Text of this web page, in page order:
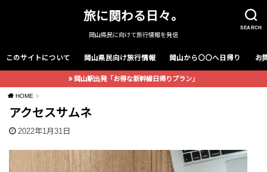
SEARCH
旅に関わる日々。
岡山県民に向けて旅行情報を発信
このサイトについて 岡山県民向け旅行情報 岡山から〇〇へ日帰り お
岡山駅出発「お得な新幹線日帰りプラン」
HOME
アクセスサムネ
2022年1月31日